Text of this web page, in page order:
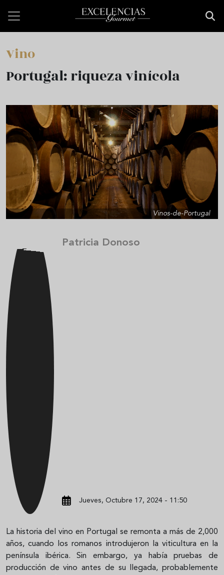
Vino
Portugal: riqueza vinícola
Vinos-de-Portugal
Patricia Donoso
Jueves, Octubre 17, 2024 - 11:50
La historia del vino en Portugal se remonta a más de 2,000
años, cuando los romanos introdujeron la viticultura en la
península ibérica. Sin embargo, ya había pruebas de
producción de vino antes de su llegada, probablemente